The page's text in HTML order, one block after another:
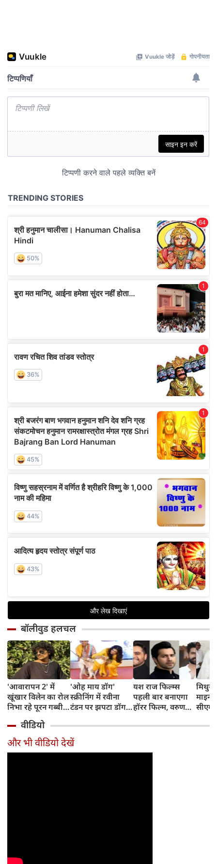
बॉलीवुड हलचल
'आवारापन 2' में
खूंखार विलेन का रोल
निभा रहे पूरन गब्बी
संग है खास रिश्ता
'ओह माय डॉग'
स्क्रीनिंग में रवीना
टंडन पर झपटा डॉग,
ने ऐसे दिखाई
दरियादिली
यश राज फिल्म्स
पहली बार बनाएगा
हॉरर फिल्म, वरुण
रोल
मिथुन
सीएम
पहुंचे
वीडियो
और भी वीडियो देखें